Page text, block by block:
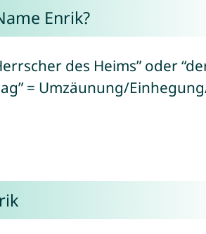
Enrik?
des Heims” oder
= Umzäunung/